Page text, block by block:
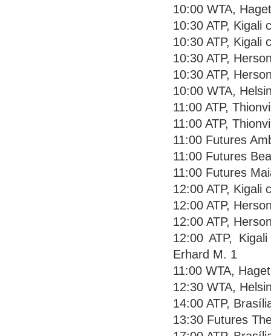
10:00 WTA,
10:30 ATP, Kigali
10:30 ATP, Kigali
10:30 ATP,
10:30 ATP,
10:00 WTA,
11:00 ATP,
11:00 ATP,
11:00 Futures
11:00 Futures
11:00 Futures
12:00 ATP, Kigali
12:00 ATP,
12:00 ATP,
12:00 ATP,
Erhard M. 1
11:00 WTA,
12:30 WTA,
14:00 ATP,
13:30 Futures